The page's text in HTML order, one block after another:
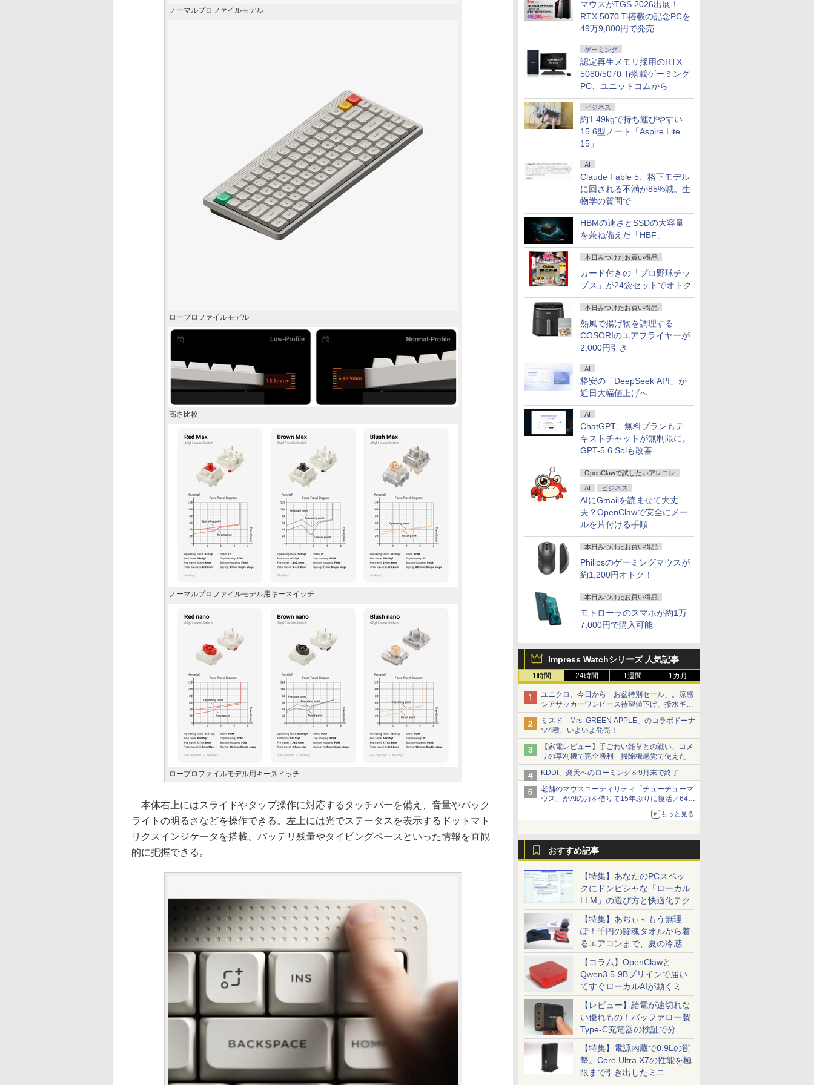
マウスがTGS 2026出展！
RTX 5070 Ti搭載の記念PCを
49万9,800円で発売
ゲーミング
認定再生メモリ採用のRTX
5080/5070 Ti搭載ゲーミング
PC、ユニットコムから
ビジネス
約1.49kgで持ち運びやすい
15.6型ノート「Aspire Lite
15」
AI
Claude Fable 5、格下モデル
に回される不満が85%減。生
物学の質問で
HBMの速さとSSDの大容量
を兼ね備えた「HBF」
本日みつけたお買い得品
カード付きの「プロ野球チッ
プス」が24袋セットでオトク
本日みつけたお買い得品
熱風で揚げ物を調理する
COSORIのエアフライヤーが
2,000円引き
AI
格安の「DeepSeek API」が
近日大幅値上げへ
AI
ChatGPT、無料プランもテ
キストチャットが無制限に。
GPT-5.6 Solも改善
OpenClawで試したいアレコレ
AI ビジネス
AIにGmailを読ませて大丈
夫？OpenClawで安全にメー
ルを片付ける手順
本日みつけたお買い得品
Philipsのゲーミングマウスが
約1,200円オトク！
本日みつけたお買い得品
モトローラのスマホが約1万
7,000円で購入可能
Impress Watchシリーズ 人気記事
1時間 24時間 1週間 1カ月
ユニクロ、今日から「お盆特別セール」。涼感
シアサッカーワンピース待望値下げ、撥水ギア
ショーツは1990円に
ミスド「Mrs. GREEN APPLE」のコラボドーナ
ツ4種、いよいよ発売！
【家電レビュー】手ごわい雑草との戦い、コメ
リの草刈機で完全勝利 掃除機感覚で使えた
KDDI、楽天へのローミングを9月末で終了
老舗のマウスユーティリティ「チューチューマ
ウス」がAIの力を借りて15年ぶりに復活／64bit
化、Windows 10/11、「Chrome」も走り回
る。復活記念で2026年末まで500円
もっと見る
おすすめ記事
【特集】あなたのPCスペッ
クにドンピシャな「ローカル
LLM」の選び方と快適化テク
【特集】あぢぃ～もう無理
ぽ！千円の闘魂タオルから着
るエアコンまで、夏の冷感グ
ッズ一挙紹介
【コラム】OpenClawと
Qwen3.5-9Bプリインで届い
てすぐローカルAIが動くミニ
PC「SER9 Pro」
【レビュー】給電が途切れな
い優れもの！バッファロー製
Type-C充電器の検証で分か
ったこと
【特集】電源内蔵で0.9Lの衝
撃。Core Ultra X7の性能を極
限まで引き出したミニ
ノーマルプロファイルモデル
ロープロファイルモデル
高さ比較
ノーマルプロファイルモデル用キースイッチ
ロープロファイルモデル用キースイッチ
本体右上にはスライドやタップ操作に対応するタッチバーを備え、音量やバック
ライトの明るさなどを操作できる。左上には光でステータスを表示するドットマト
リクスインジケータを搭載、バッテリ残量やタイピングペースといった情報を直観
的に把握できる。